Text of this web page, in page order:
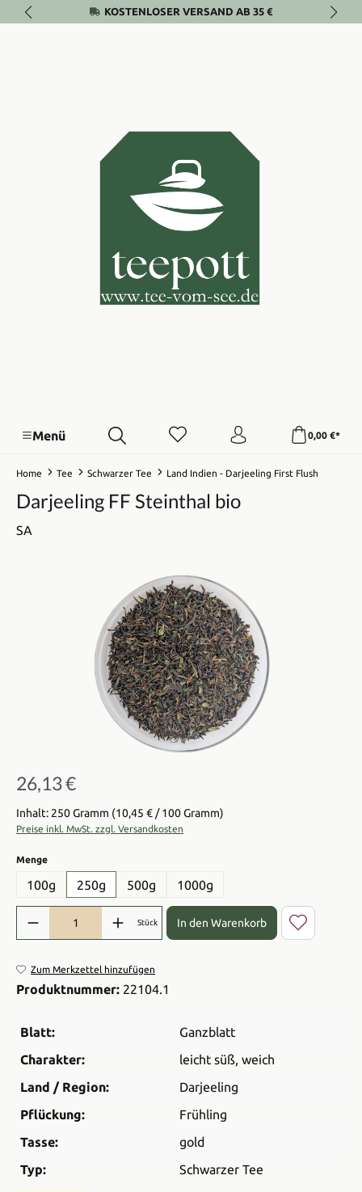
Zum Hauptinhalt springenKOSTENLOSER VERSAND AB 35 €
Menü 0,00 €*
Home Tee Schwarzer Tee Land Indien - Darjeeling First Flush
Darjeeling FF Steinthal bio
SA
Bildergalerie überspringen
Regulärer Preis:
26,13 €
Inhalt: 250 Gramm (10,45 € / 100 Gramm)
Preise inkl. MwSt. zzgl. Versandkosten
Mengeauswählen
100g 250g 500g 1000g
Produkt Anzahl: Gib den gewünschten Wert ein oder benutze die
Stück In den Warenkorb
Zum Merkzettel hinzufügen
Produktnummer: 22104.1
Blatt:
Ganzblatt
Charakter:
leicht süß, weich
Land / Region:
Darjeeling
Pflückung:
Frühling
Tasse:
gold
Typ:
Schwarzer Tee